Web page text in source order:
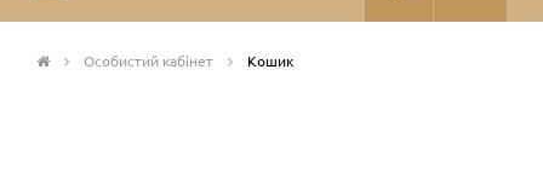
Особистий кабінет Кошик